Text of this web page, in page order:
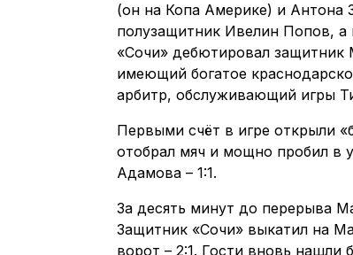
(он на Копа Америке) и Антона
полузащитник Ивелин Попов,
«Сочи» дебютировал защитник
имеющий богатое
арбитр, обслуживающий игры
Первыми счёт в игре открыли
отобрал мяч и мощно пробил в
Адамова – 1:1.
За десять минут до перерыва
Защитник «Сочи» выкатил на
ворот – 2:1. Гости вновь